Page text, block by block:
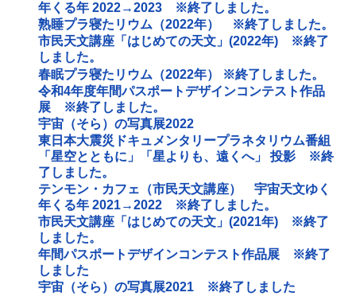
年くる年 2022→2023 ※終了しました。
熟睡プラ寝たリウム（2022年） ※終了しました。
市民天文講座「はじめての天文」(2022年) ※終了
しました。
春眠プラ寝たリウム（2022年） ※終了しました。
令和4年度年間パスポートデザインコンテスト作品
展 ※終了しました。
宇宙（そら）の写真展2022
東日本大震災ドキュメンタリープラネタリウム番組
「星空とともに」「星よりも、遠くへ」 投影 ※終
了しました。
テンモン・カフェ（市民天文講座） 宇宙天文ゆく
年くる年 2021→2022 ※終了しました。
市民天文講座「はじめての天文」(2021年) ※終了
しました。
年間パスポートデザインコンテスト作品展 ※終了
しました
宇宙（そら）の写真展2021 ※終了しました